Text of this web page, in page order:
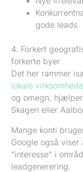
gode leads
4. Forkert
forkerte byer
Det her rammer
lokale
og omegn,
Skagen eller
Mange konti
Google også
“interesse” i
leadgenerering.